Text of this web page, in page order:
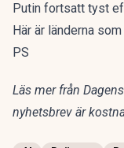
Putin fortsatt tyst
Här är länderna
PS
Läs mer från
nyhetsbrev är